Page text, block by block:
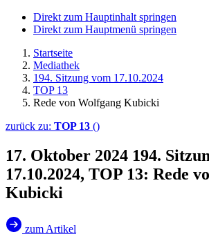
Direkt zum Hauptinhalt springen
Direkt zum Hauptmenü springen
Startseite
Mediathek
194. Sitzung vom 17.10.2024
TOP 13
Rede von Wolfgang Kubicki
zurück zu: TOP 13 ()
17. Oktober 2024 194.
17.10.2024, TOP 13: Rede
Kubicki
zum Artikel